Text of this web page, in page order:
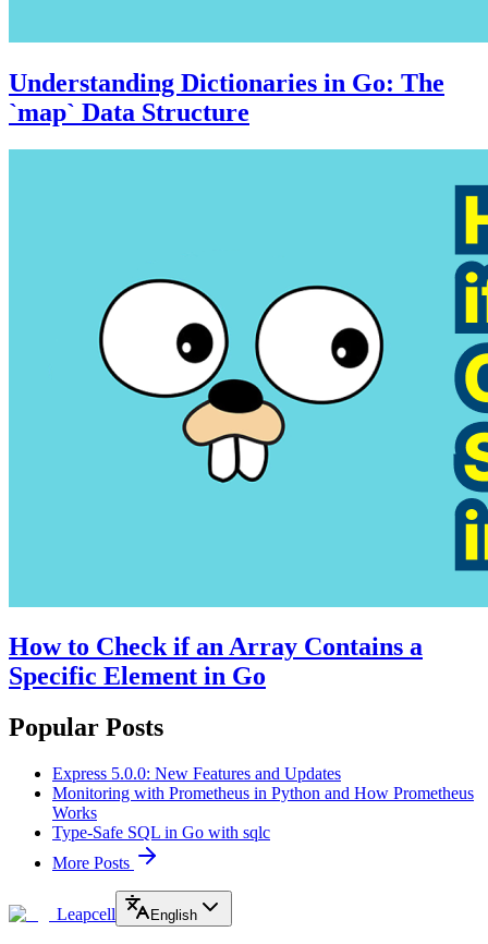
Understanding Dictionaries in Go: The
`map` Data Structure
How to Check if an Array Contains a
Specific Element in Go
Popular Posts
Express 5.0.0: New Features and Updates
Monitoring with Prometheus in Python and How Prometheus
Works
Type-Safe SQL in Go with sqlc
More Posts
Leapcell English